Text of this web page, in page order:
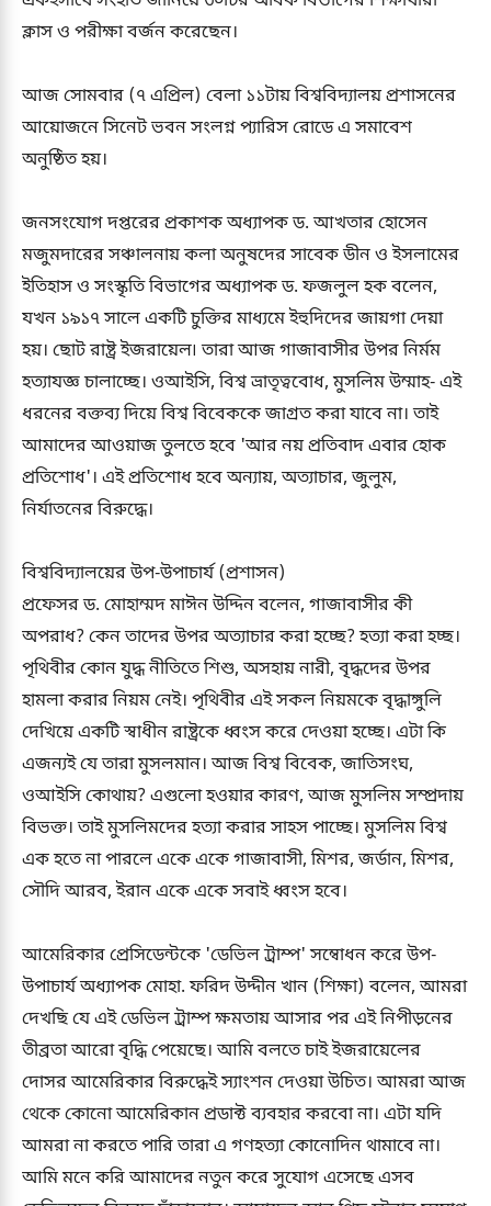
ক্লাস ও পরীক্ষা বর্জন করেছেন।
আজ সোমবার (৭ এপ্রিল) বেলা ১১টায় বিশ্ববিদ্যালয় প্রশাসনের
আয়োজনে সিনেট ভবন সংলগ্ন প্যারিস রোডে এ সমাবেশ
অনুষ্ঠিত হয়।
জনসংযোগ দপ্তরের প্রকাশক অধ্যাপক ড. আখতার হোসেন
মজুমদারের সঞ্চালনায় কলা অনুষদের সাবেক ডীন ও ইসলামের
ইতিহাস ও সংস্কৃতি বিভাগের অধ্যাপক ড. ফজলুল হক বলেন,
যখন ১৯১৭ সালে একটি চুক্তির মাধ্যমে ইহুদিদের জায়গা দেয়া
হয়। ছোট রাষ্ট্র ইজরায়েল৷ তারা আজ গাজাবাসীর উপর নির্মম
হত্যাযজ্ঞ চালাচ্ছে। ওআইসি, বিশ্ব ভ্রাতৃত্ববোধ, মুসলিম উম্মাহ- এই
ধরনের বক্তব্য দিয়ে বিশ্ব বিবেককে জাগ্রত করা যাবে না। তাই
আমাদের আওয়াজ তুলতে হবে 'আর নয় প্রতিবাদ এবার হোক
প্রতিশোধ'। এই প্রতিশোধ হবে অন্যায়, অত্যাচার, জুলুম,
নির্যাতনের বিরুদ্ধে।
বিশ্ববিদ্যালয়ের উপ-উপাচার্য (প্রশাসন)
প্রফেসর ড. মোহাম্মদ মাঈন উদ্দিন বলেন, গাজাবাসীর কী
অপরাধ? কেন তাদের উপর অত্যাচার করা হচ্ছে? হত্যা করা হচ্ছ।
পৃথিবীর কোন যুদ্ধ নীতিতে শিশু, অসহায় নারী, বৃদ্ধদের উপর
হামলা করার নিয়ম নেই। পৃথিবীর এই সকল নিয়মকে বৃদ্ধাঙ্গুলি
দেখিয়ে একটি স্বাধীন রাষ্ট্রকে ধ্বংস করে দেওয়া হচ্ছে। এটা কি
এজন্যই যে তারা মুসলমান। আজ বিশ্ব বিবেক, জাতিসংঘ,
ওআইসি কোথায়? এগুলো হওয়ার কারণ, আজ মুসলিম সম্প্রদায়
বিভক্ত। তাই মুসলিমদের হত্যা করার সাহস পাচ্ছে। মুসলিম বিশ্ব
এক হতে না পারলে একে একে গাজাবাসী, মিশর, জর্ডান, মিশর,
সৌদি আরব, ইরান একে একে সবাই ধ্বংস হবে।
আমেরিকার প্রেসিডেন্টকে 'ডেভিল ট্রাম্প' সম্বোধন করে উপ-
উপাচার্য অধ্যাপক মোহা. ফরিদ উদ্দীন খান (শিক্ষা) বলেন, আমরা
দেখছি যে এই ডেভিল ট্রাম্প ক্ষমতায় আসার পর এই নিপীড়নের
তীব্রতা আরো বৃদ্ধি পেয়েছে। আমি বলতে চাই ইজরায়েলের
দোসর আমেরিকার বিরুদ্ধেই স্যাংশন দেওয়া উচিত। আমরা আজ
থেকে কোনো আমেরিকান প্রডাক্ট ব্যবহার করবো না। এটা যদি
আমরা না করতে পারি তারা এ গণহত্যা কোনোদিন থামাবে না।
আমি মনে করি আমাদের নতুন করে সুযোগ এসেছে এসব